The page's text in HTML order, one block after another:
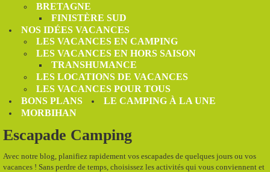
BRETAGNE
FINISTÈRE SUD
NOS IDÉES VACANCES
LES VACANCES EN CAMPING
LES VACANCES EN HORS SAISON
TRANSHUMANCE
LES LOCATIONS DE VACANCES
LES VACANCES POUR TOUS
BONS PLANS
LE CAMPING À LA UNE
MORBIHAN
Escapade Camping
Avec notre blog, planifiez rapidement vos escapades de quelques jours ou vos
vacances ! Sans perdre de temps, choisissez les activités qui vous conviennent et